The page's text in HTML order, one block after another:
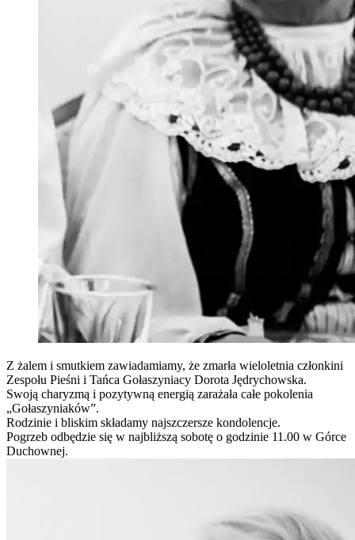
Z żalem i smutkiem zawiadamiamy, że zmarła wieloletnia członkini
Zespołu Pieśni i Tańca Gołaszyniacy Dorota Jędrychowska.
Swoją charyzmą i pozytywną energią zarażała całe pokolenia
„Gołaszyniaków”.
Rodzinie i bliskim składamy najszczersze kondolencje.
Pogrzeb odbędzie się w najbliższą sobotę o godzinie 11.00 w Górce
Duchownej.